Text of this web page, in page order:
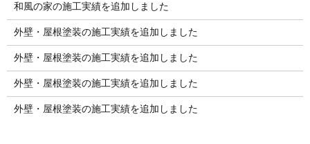
和風の家の施工実績を追加しました
外壁・屋根塗装の施工実績を追加しました
外壁・屋根塗装の施工実績を追加しました
外壁・屋根塗装の施工実績を追加しました
外壁・屋根塗装の施工実績を追加しました